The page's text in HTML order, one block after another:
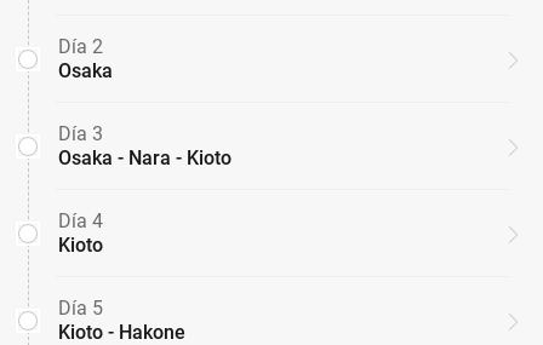
Día 2
Osaka
Día 3
Osaka - Nara - Kioto
Día 4
Kioto
Día 5
Kioto - Hakone